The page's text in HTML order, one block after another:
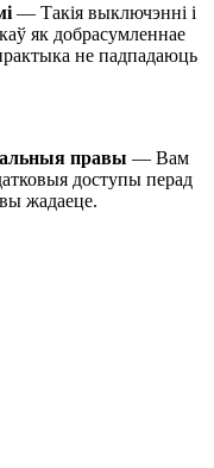
— Такія выключэнні і
як добрасумленнае
не падпадаюць
правы — Вам
доступы перад
жадаеце.